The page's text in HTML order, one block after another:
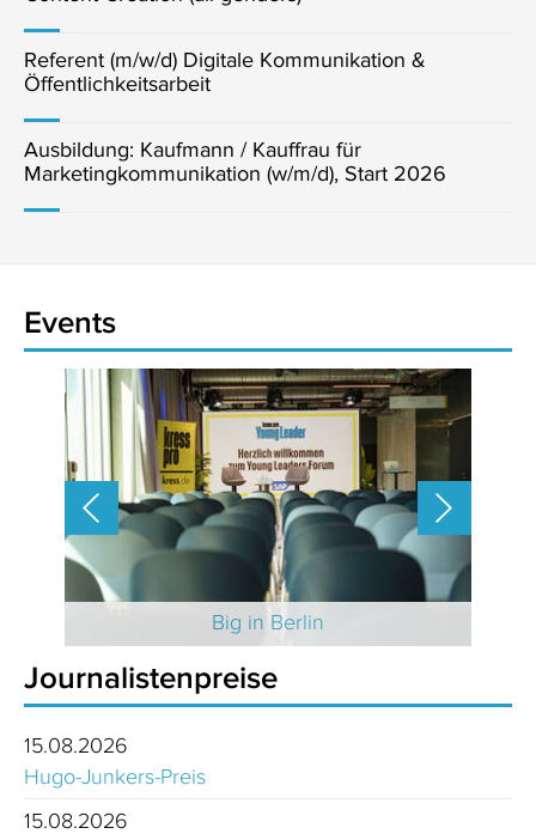
Referent (m/w/d) Digitale Kommunikation &
Öffentlichkeitsarbeit
Ausbildung: Kaufmann / Kauffrau für
Marketingkommunikation (w/m/d), Start 2026
Events
Big in Berlin
Journalistenpreise
15.08.2026
Hugo-Junkers-Preis
15.08.2026